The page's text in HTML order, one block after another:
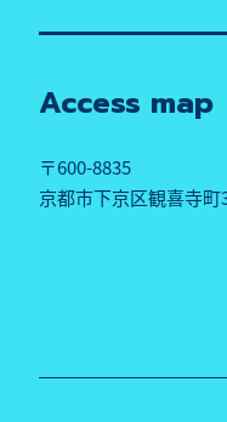
Access map
〒600-8835
京都市下京区観喜寺町